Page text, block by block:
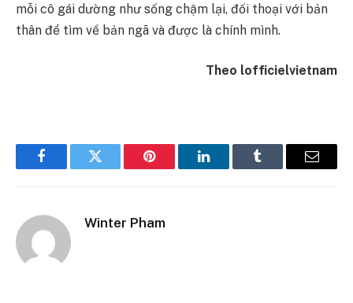
mỗi cô gái dường như sống chậm lại, đối thoại với bản
thân để tìm về bản ngã và được là chính mình.
Theo lofficielvietnam
FacebookTwitter Pinterest LinkedInTumblr Email
Winter Pham